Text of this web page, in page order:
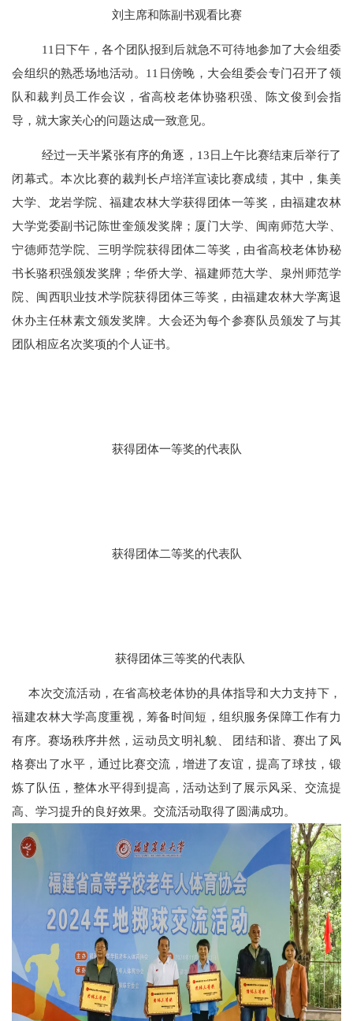
刘主席和陈副书观看比赛
11日下午，各个团队报到后就急不可待地参加了大会组委
会组织的熟悉场地活动。11日傍晚，大会组委会专门召开了领
队和裁判员工作会议，省高校老体协骆积强、陈文俊到会指
导，就大家关心的问题达成一致意见。
经过一天半紧张有序的角逐， 13日上午比赛结束后举行了
闭幕式。本次比赛的裁判长卢培洋宣读比赛成绩，其中，集美
大学、龙岩学院、福建农林大学获得团体一等奖，由福建农林
大学党委副书记陈世奎颁发奖牌；厦门大学、闽南师范大学、
宁德师范学院、三明学院获得团体二等奖，由省高校老体协秘
书长骆积强颁发奖牌；华侨大学、福建师范大学、泉州师范学
院、闽西职业技术学院获得团体三等奖，由福建农林大学离退
休办主任林素文颁发奖牌。大会还为每个参赛队员颁发了与其
团队相应名次奖项的个人证书。
获得团体一等奖的代表队
获得团体二等奖的代表队
获得团体三等奖的代表队
本次交流活动，在省高校老体协的具体指导和大力支持下，
福建农林大学高度重视，筹备时间短，组织服务保障工作有力
有序。赛场秩序井然，运动员文明礼貌、
团结和谐、赛出了风
格赛出了水平，通过比赛交流，增进了友谊，提高了球技，锻
炼了队伍，整体水平得到提高，活动达到了展示风采、交流提
高、学习提升的良好效果。交流活动取得了圆满成功。